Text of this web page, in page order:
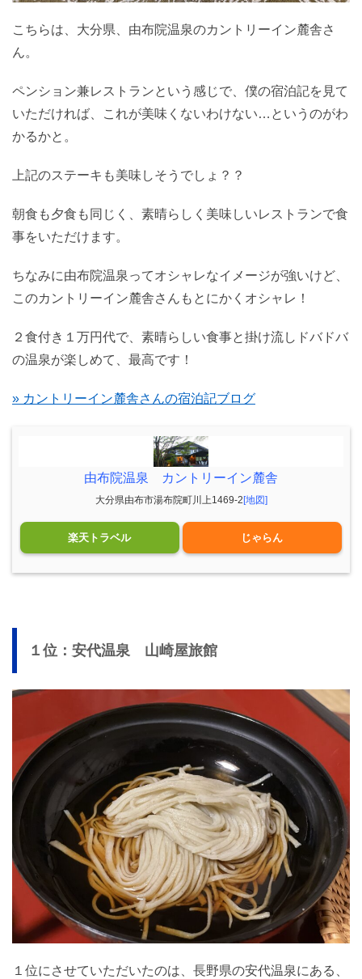
こちらは、大分県、由布院温泉のカントリーイン麓舎さ
ん。
ペンション兼レストランという感じで、僕の宿泊記を見て
いただければ、これが美味くないわけない…というのがわ
かるかと。
上記のステーキも美味しそうでしょ？？
朝食も夕食も同じく、素晴らしく美味しいレストランで食
事をいただけます。
ちなみに由布院温泉ってオシャレなイメージが強いけど、
このカントリーイン麓舎さんもとにかくオシャレ！
２食付き１万円代で、素晴らしい食事と掛け流しドバドバ
の温泉が楽しめて、最高です！
» カントリーイン麓舎さんの宿泊記ブログ
由布院温泉 カントリーイン麓舎
大分県由布市湯布院町川上1469-2 [地図]
楽天トラベル じゃらん
１位：安代温泉 山崎屋旅館
１位にさせていただいたのは、長野県の安代温泉にある、